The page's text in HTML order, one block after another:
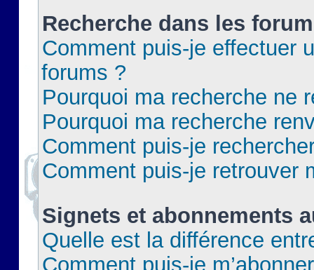
Recherche dans les
Comment puis-je effectuer
forums ?
Pourquoi ma recherche ne
Pourquoi ma recherche
Comment puis-je
Comment puis-je retrouver
Signets et abonnements
Quelle est la différence
Comment puis-je